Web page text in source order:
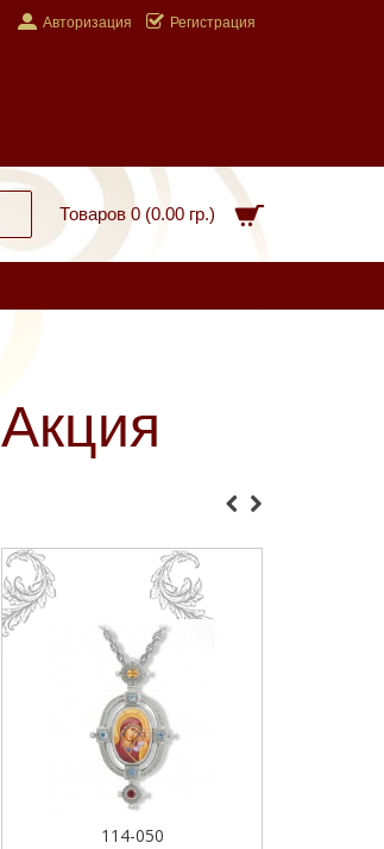
Авторизация Регистрация
Товаров 0 (0.00 гр.)
Акция
114-050